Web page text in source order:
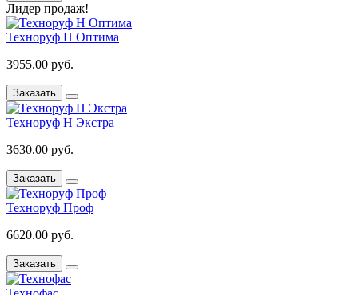
Лидер продаж!
Техноруф Н Оптима
3955.00 руб.
Заказать
Техноруф Н Экстра
3630.00 руб.
Заказать
Техноруф Проф
6620.00 руб.
Заказать